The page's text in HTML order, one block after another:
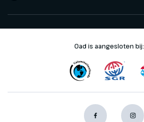
Oad is aangesloten bij: